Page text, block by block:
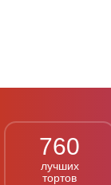
760
лучших
тортов